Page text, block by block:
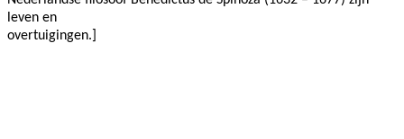
leven en
overtuigingen.]